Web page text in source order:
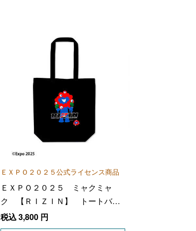
ＥＸＰＯ２０２５公式ライセンス商品
ＥＸＰＯ２０２５ ミャクミャ
ク 【ＲＩＺＩＮ】 トートバッ
グ ＢＬＡＣＫ
税込3,800 円